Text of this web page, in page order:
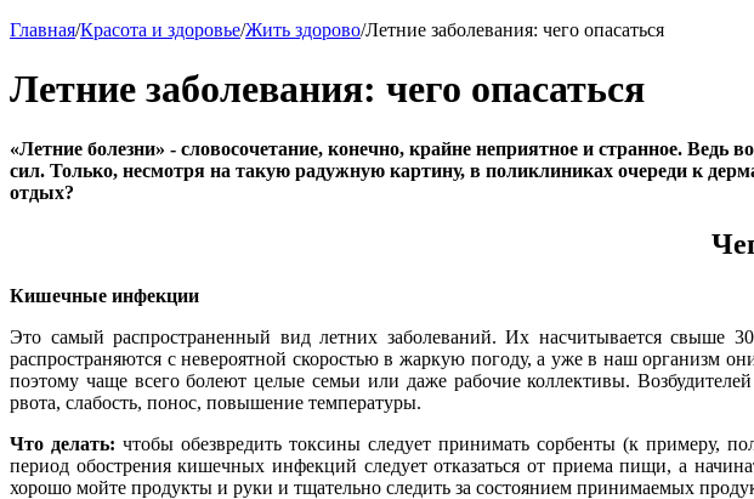
Главная/Красота и здоровье/Жить здорово/Летние заболевания: чего опасаться
Летние заболевания: чего опасаться
«Летние болезни» - словосочетание, конечно, крайне неприятное и странное.
сил. Только, несмотря на такую радужную картину, в поликлиниках очереди к
отдых?
Кишечные инфекции
Это самый распространенный вид летних заболеваний. Их насчитывается свыше
распространяются с невероятной скоростью в жаркую погоду, а уже в наш организм
поэтому чаще всего болеют целые семьи или даже рабочие коллективы.
рвота, слабость, понос, повышение температуры.
Что делать: чтобы обезвредить токсины следует принимать сорбенты (к примеру,
период обострения кишечных инфекций следует отказаться от приема пищи, а
хорошо мойте продукты и руки и тщательно следить за состоянием принимаемых